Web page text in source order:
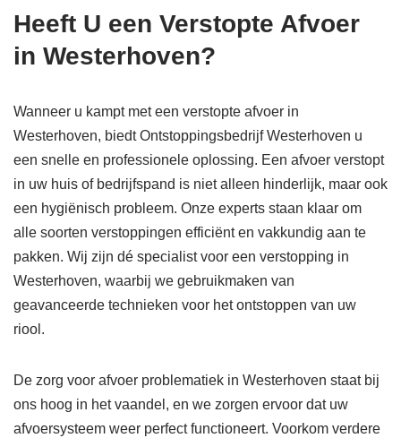
Heeft U een Verstopte Afvoer
in Westerhoven?
Wanneer u kampt met een verstopte afvoer in
Westerhoven, biedt Ontstoppingsbedrijf Westerhoven u
een snelle en professionele oplossing. Een afvoer verstopt
in uw huis of bedrijfspand is niet alleen hinderlijk, maar ook
een hygiënisch probleem. Onze experts staan klaar om
alle soorten verstoppingen efficiënt en vakkundig aan te
pakken. Wij zijn dé specialist voor een verstopping in
Westerhoven, waarbij we gebruikmaken van
geavanceerde technieken voor het ontstoppen van uw
riool.
De zorg voor afvoer problematiek in Westerhoven staat bij
ons hoog in het vaandel, en we zorgen ervoor dat uw
afvoersysteem weer perfect functioneert. Voorkom verdere